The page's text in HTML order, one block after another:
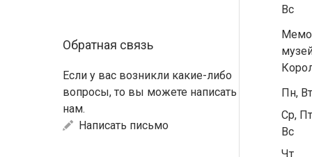
Обратная связь
Если у вас возникли какие-либо
вопросы, то вы можете написать
нам.
Написать письмо
Вс
Пн,
Ср,
Вс
Чт